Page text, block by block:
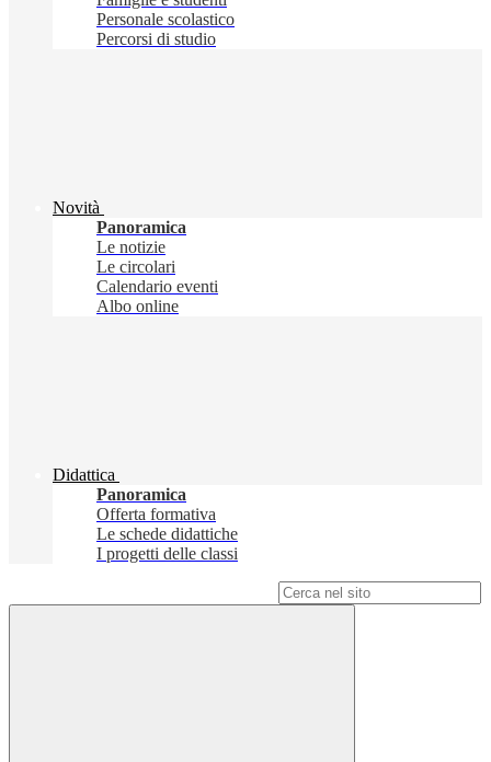
Personale scolastico
Percorsi di studio
Novità
Panoramica
Le notizie
Le circolari
Calendario eventi
Albo online
Didattica
Panoramica
Offerta formativa
Le schede didattiche
I progetti delle classi